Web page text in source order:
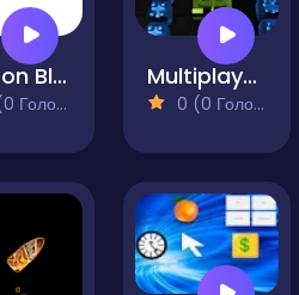
Balloon Blast Multiplayer Tanks
0 (0 Голосів)